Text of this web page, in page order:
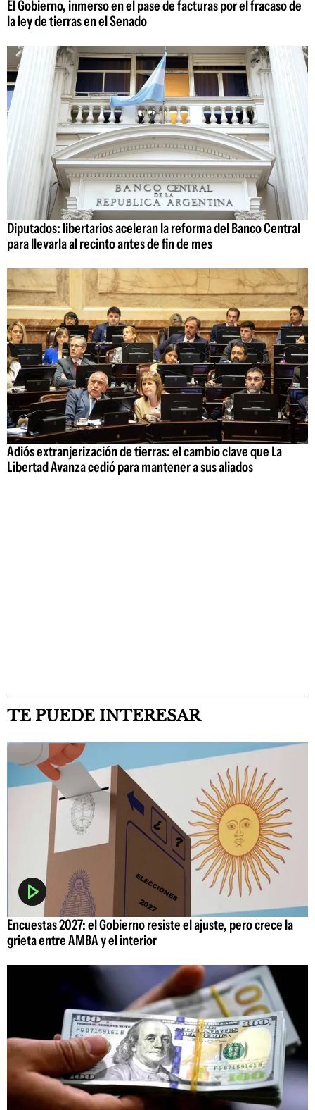
El Gobierno, inmerso en el pase de facturas por el fracaso de
la ley de tierras en el Senado
Diputados: libertarios aceleran la reforma del Banco Central
para llevarla al recinto antes de fin de mes
Adiós extranjerización de tierras: el cambio clave que La
Libertad Avanza cedió para mantener a sus aliados
TE PUEDE INTERESAR
Encuestas 2027: el Gobierno resiste el ajuste, pero crece la
grieta entre AMBA y el interior